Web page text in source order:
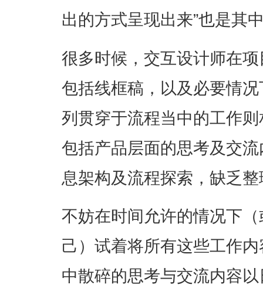
出的方式呈现出来”也是其
很多时候，交互设计师在
包括线框稿，以及必要情
列贯穿于流程当中的工作
包括产品层面的思考及交
息架构及流程探索，缺乏
不妨在时间允许的情况下
己）试着将所有这些工作
中散碎的思考与交流内容